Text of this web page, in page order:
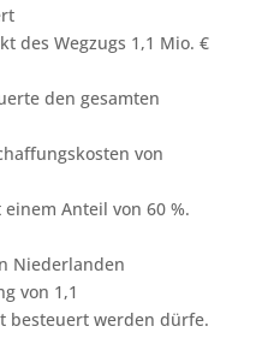
des Wegzugs 1,1 Mio. €
den gesamten
von
Anteil von 60 %.
Niederlanden
von 1,1
besteuert werden dürfe.